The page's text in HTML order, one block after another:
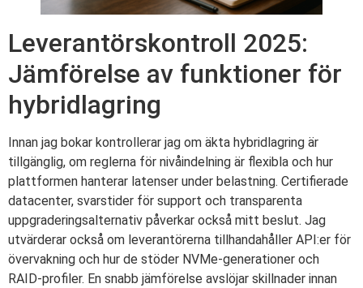
Leverantörskontroll 2025:
Jämförelse av funktioner för
hybridlagring
Innan jag bokar kontrollerar jag om äkta hybridlagring är
tillgänglig, om reglerna för nivåindelning är flexibla och hur
plattformen hanterar latenser under belastning. Certifierade
datacenter, svarstider för support och transparenta
uppgraderingsalternativ påverkar också mitt beslut. Jag
utvärderar också om leverantörerna tillhandahåller API:er för
övervakning och hur de stöder NVMe-generationer och
RAID-profiler. En snabb jämförelse avslöjar skillnader innan